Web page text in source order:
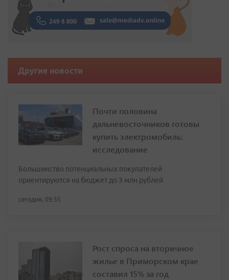
Другие новости
Почти половина
дальневосточников готовы
купить электромобиль:
исследование
Большинство потенциальных покупателей
ориентируются на бюджет до 3 млн рублей
сегодня, 09:55
Рост спроса на вторичное
жилье в Приморском крае
составил 15% за год